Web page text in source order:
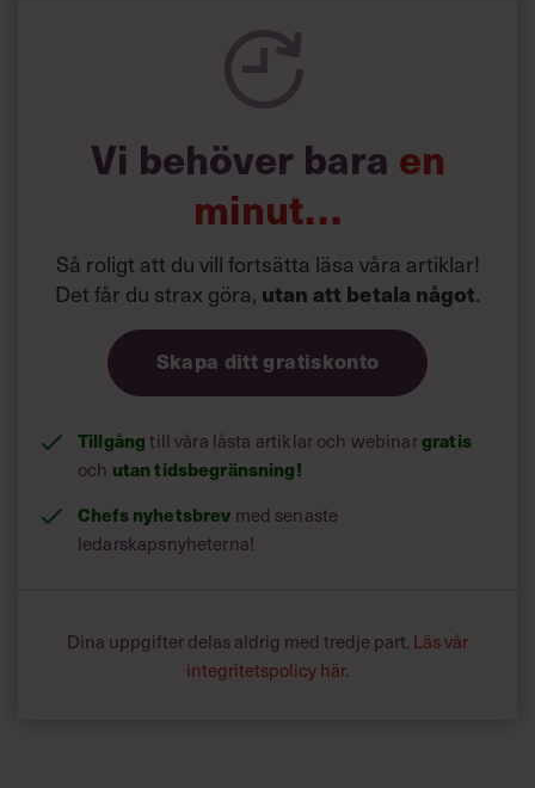
Prenumerera
fem elementen i beslutsprocessen. Elementen återges i
tablån nedan på engelska
– för att tydliggöra akronymen – och svenska:
1. Problem – problem.
2. Objectives – mål.
3. Alternative – alternativ.
4. Consequences – konsekvenser.
6. Uncertainty – osäkerhet.
7. Risk tolerance – riskkänslighet.
Skälet till att vi återger just PrOACT som arbetsmetod, är
att vi funnit den
mer användbar och fullständig än andra metoder inom
beslutsteorin. PrOACT
söker dela upp och förtydliga komplexa
beslutssituationer. För mycket komplexa
beslut kan det vara nödvändigt med en noggrann
genomgång av alla åtta steg i
intressanta för den aktuella situationen och arbeta vidare
med dem.
Vi behöver bara en
minut…
Så roligt att du vill fortsätta läsa våra artiklar!
Det får du strax göra, utan att betala något.
Skapa ditt gratiskonto
Tillgångtill våra låsta artiklar och webinargratis
och utan tidsbegränsning!
Chefs nyhetsbrev med senaste
ledarskapsnyheterna!
Dina uppgifter delas aldrig med tredje part. Läs vår
integritetspolicy här.